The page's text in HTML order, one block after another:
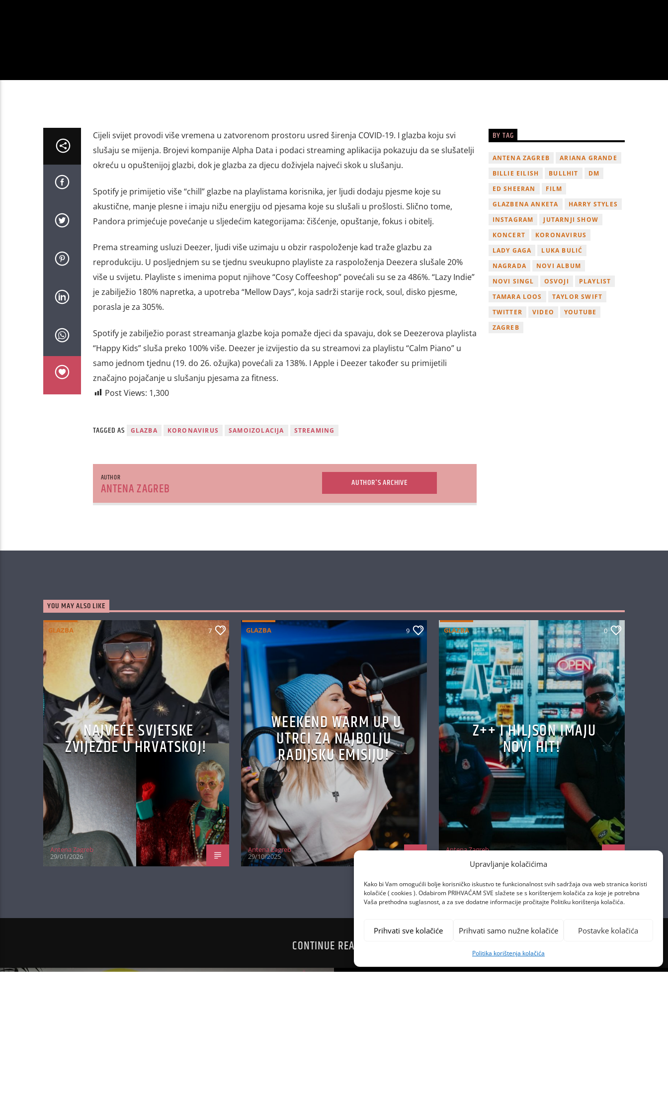
Upravljanje kolačićima
Kako bi Vam omogućili bolje korisničko iskustvo te funkcionalnost svih sadržaja ova web stranica koristi
kolačiće ( cookies ). Odabirom PRIHVAĆAM SVE slažete se s korištenjem kolačića za koje je potrebna
Vaša prethodna suglasnost, a za sve dodatne informacije pročitajte Politiku korištenja kolačića.
Prihvati sve kolačiće Prihvati samo nužne kolačiće Postavke kolačića
Politika korištenja kolačića
Cijeli svijet provodi više vremena u zatvorenom prostoru usred širenja COVID-19. I glazba koju svi
slušaju se mijenja. Brojevi kompanije Alpha Data i podaci streaming aplikacija pokazuju da se slušatelji
okreću u opuštenijoj glazbi, dok je glazba za djecu doživjela najveći skok u slušanju.
Spotify je primijetio više “chill” glazbe na playlistama korisnika, jer ljudi dodaju pjesme koje su
akustične, manje plesne i imaju nižu energiju od pjesama koje su slušali u prošlosti. Slično tome,
Pandora primjećuje povećanje u sljedećim kategorijama: čišćenje, opuštanje, fokus i obitelj.
Prema streaming usluzi Deezer, ljudi više uzimaju u obzir raspoloženje kad traže glazbu za
reprodukciju. U posljednjem su se tjednu sveukupno playliste za raspoloženja Deezera slušale 20%
više u svijetu. Playliste s imenima poput njihove “Cosy Coffeeshop” povećali su se za 486%. “Lazy Indie”
je zabilježio 180% napretka, a upotreba “Mellow Days”, koja sadrži starije rock, soul, disko pjesme,
porasla je za 305%.
Spotify je zabilježio porast streamanja glazbe koja pomaže djeci da spavaju, dok se Deezerova playlista
“Happy Kids” sluša preko 100% više. Deezer je izvijestio da su streamovi za playlistu “Calm Piano” u
samo jednom tjednu (19. do 26. ožujka) povećali za 138%. I Apple i Deezer također su primijetili
značajno pojačanje u slušanju pjesama za fitness.
Post Views: 1,300
TAGGED AS GLAZBA KORONAVIRUS SAMOIZOLACIJA STREAMING
AUTHOR
ANTENA ZAGREB AUTHOR'S ARCHIVE
BY TAG
ANTENA ZAGREB
ARIANA GRANDE
BILLIE EILISH
BULLHIT
DM
ED SHEERAN
FILM
GLAZBENA ANKETA
HARRY STYLES
INSTAGRAM
JUTARNJI SHOW
KONCERT
KORONAVIRUS
LADY GAGA
LUKA BULIĆ
NAGRADA
NOVI ALBUM
NOVI SINGL
OSVOJI
PLAYLIST
TAMARA LOOS
TAYLOR SWIFT
TWITTER
VIDEO
YOUTUBE
ZAGREB
YOU MAY ALSO LIKE
GLAZBA 7
NAJVEĆE SVJETSKE
ZVIJEZDE U HRVATSKOJ!
Antena Zagreb
29/01/2026
GLAZBA 9
WEEKEND WARM UP U
UTRCI ZA NAJBOLJU
RADIJSKU EMISIJU!
Antena Zagreb
29/10/2025
GLAZBA 0
Z++ I HILJSON IMAJU
NOVI HIT!
Antena Zagreb
CONTINUE READING